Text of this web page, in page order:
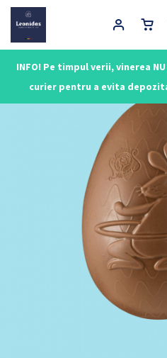
INFO! Pe timpul verii, vinerea
curier pentru a evita
Main Navigation